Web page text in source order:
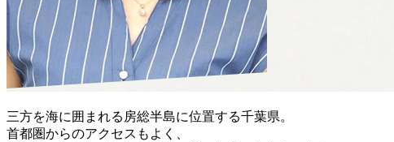
三方を海に囲まれる房総半島に位置する千葉県。
首都圏からのアクセスもよく、